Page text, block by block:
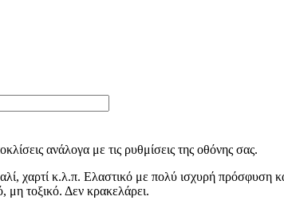
ανάλογα με τις ρυθμίσεις της οθόνης σας.
χαρτί κ.λ.π. Ελαστικό με πολύ ισχυρή πρόσφυση
μη τοξικό. Δεν κρακελάρει.